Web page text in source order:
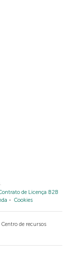
de Licença B2B
Cookies
Centro de recursos